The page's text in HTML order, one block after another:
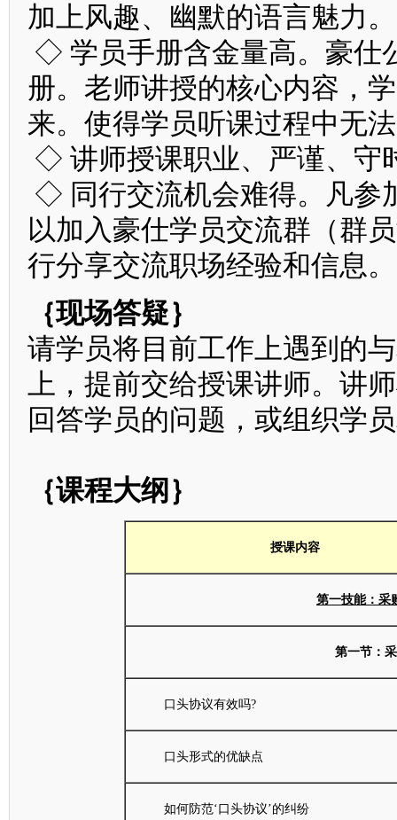
加上风趣、幽默的语言魅力
◇ 学员手册含金量高。豪仕
册。老师讲授的核心内容，
来。使得学员听课过程中无
◇ 讲师授课职业、严谨、守
◇ 同行交流机会难得。凡参
以加入豪仕学员交流群（群
行分享交流职场经验和信息。
｛现场答疑｝
请学员将目前工作上遇到的
上，提前交给授课讲师。讲
回答学员的问题，或组织学
｛课程大纲｝
授课内容
第一技能：采
第一节：
口头协议有效吗?
口头形式的优缺点
如何防范‘口头协议’的纠纷